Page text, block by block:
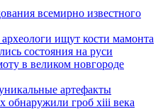
всемирно известного
ищут кости мамонта
состояния на руси
в великом новгороде
артефакты
обнаружили гроб xiii века